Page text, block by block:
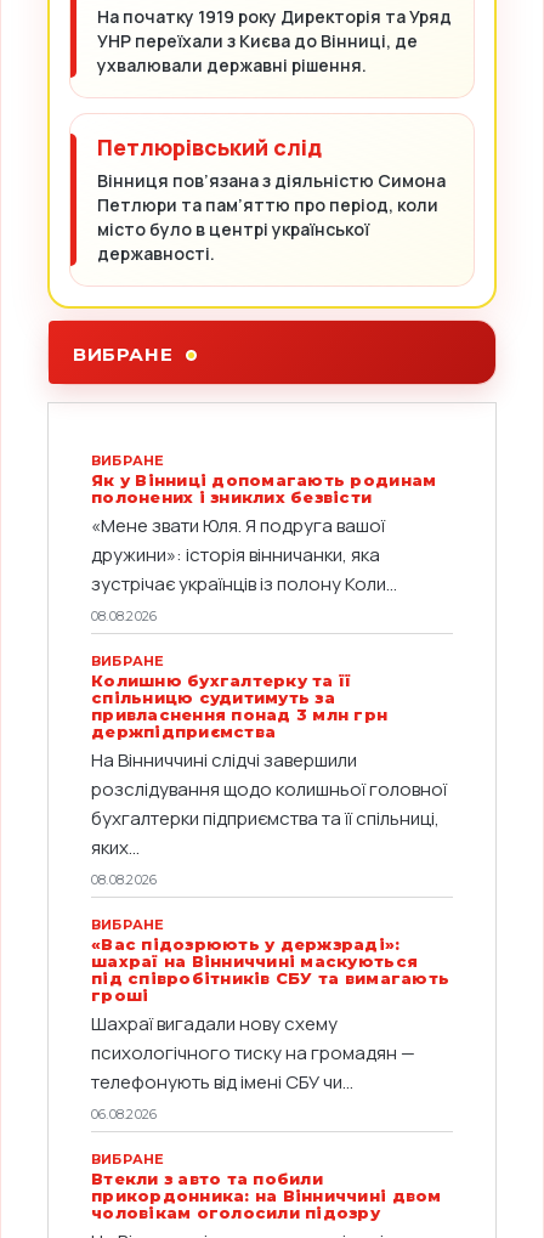
На початку 1919 року Директорія та Уряд
УНР переїхали з Києва до Вінниці, де
ухвалювали державні рішення.
Петлюрівський слід
Вінниця пов’язана з діяльністю Симона
Петлюри та пам’яттю про період, коли
місто було в центрі української
державності.
ВИБРАНЕ
ВИБРАНЕ
Як у Вінниці допомагають родинам
полонених і зниклих безвісти
«Мене звати Юля. Я подруга вашої
дружини»: історія вінничанки, яка
зустрічає українців із полону Коли...
08.08.2026
ВИБРАНЕ
Колишню бухгалтерку та її
спільницю судитимуть за
привласнення понад 3 млн грн
держпідприємства
На Вінниччині слідчі завершили
розслідування щодо колишньої головної
бухгалтерки підприємства та її спільниці,
яких...
08.08.2026
ВИБРАНЕ
«Вас підозрюють у держзраді»:
шахраї на Вінниччині маскуються
під співробітників СБУ та вимагають
гроші
Шахраї вигадали нову схему
психологічного тиску на громадян —
телефонують від імені СБУ чи...
06.08.2026
ВИБРАНЕ
Втекли з авто та побили
прикордонника: на Вінниччині двом
чоловікам оголосили підозру